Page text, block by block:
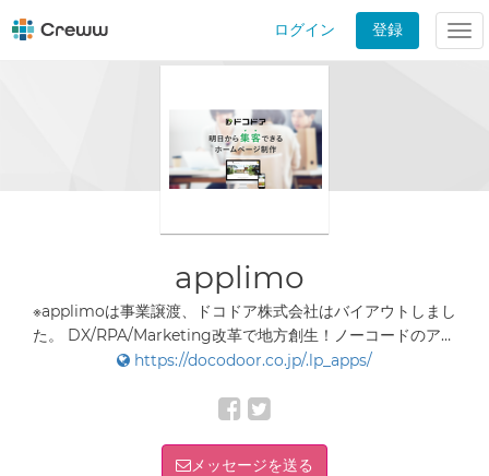
ログイン 登録
applimo
※applimoは事業譲渡、ドコドア株式会社はバイアウトしまし
た。 DX/RPA/Marketing改革で地方創生！ノーコードのアプ
リ開発プラットフォーム「applimo（アプリモ）」
https://docodoor.co.jp/.lp_apps/
メッセージを送る